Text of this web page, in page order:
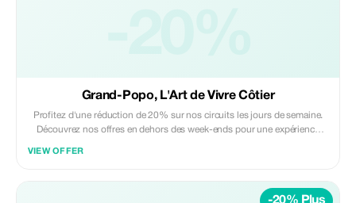
Grand-Popo, L'Art de Vivre Côtier
Profitez d'une réduction de 20% sur nos circuits les jours de semaine.
Découvrez nos offres en dehors des week-ends pour une expérience
VIEW OFFER
-20% Plus